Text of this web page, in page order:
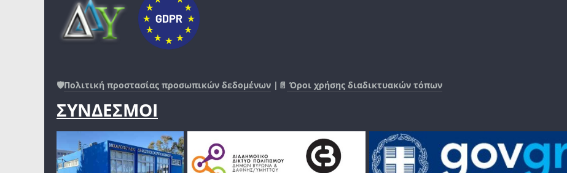
🛡️Πολιτική προστασίας προσωπικών δεδομένων |📄 Όροι χρήσης διαδικτυακών τόπων
ΣΥΝΔΕΣΜΟΙ